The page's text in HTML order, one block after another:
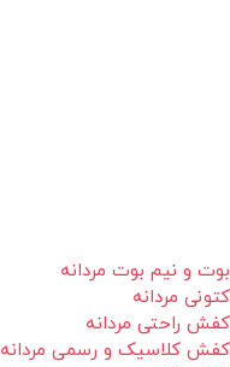
بوت و نیم بوت مردانه
کتونی مردانه
کفش راحتی مردانه
کفش کلاسیک و رسمی مردانه